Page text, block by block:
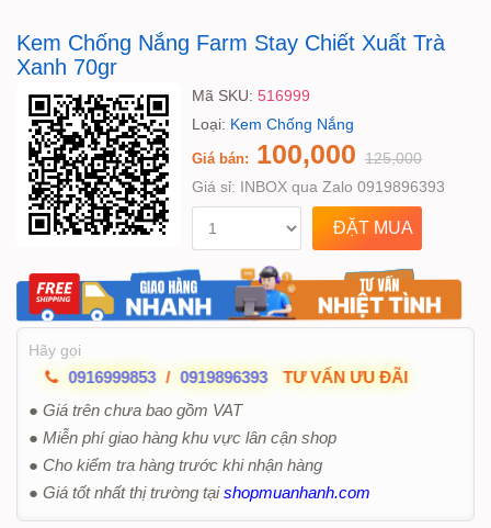
Kem Chống Nắng Farm Stay Chiết Xuất Trà
Xanh 70gr
Mã SKU: 516999
Loại: Kem Chống Nắng
Giá bán: 100,000 125,000
Giá sỉ: INBOX qua Zalo 0919896393
Hãy gọi
0916999853 / 0919896393
TƯ VẤN ƯU ĐÃI
● Giá trên chưa bao gồm VAT
● Miễn phí giao hàng khu vực lân cận shop
● Cho kiểm tra hàng trước khi nhận hàng
● Giá tốt nhất thị trường tạishopmuanhanh.com